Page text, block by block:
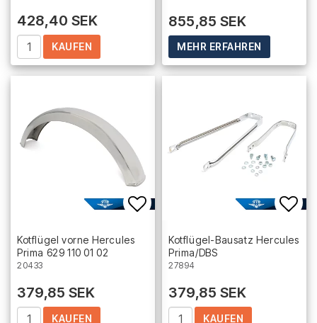
428,40 SEK
KAUFEN
855,85 SEK
MEHR ERFAHREN
Add to list of favorites
Kotflügel vorne Hercules
Prima 629 110 01 02
20433
379,85 SEK
KAUFEN
Kotflügel-Bausatz Hercules
Prima/DBS
27894
379,85 SEK
KAUFEN